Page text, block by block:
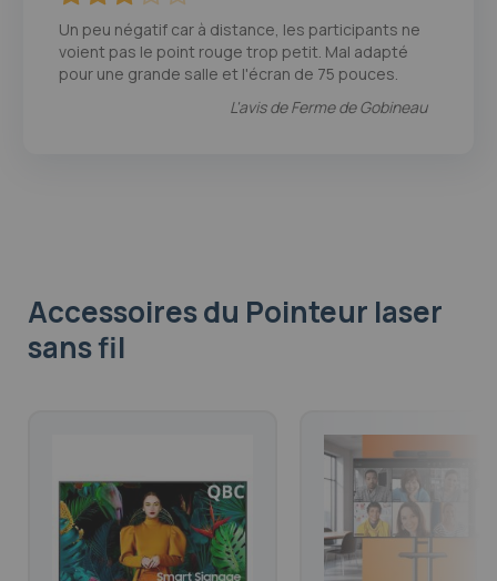
Un peu négatif car à distance, les participants ne
voient pas le point rouge trop petit. Mal adapté
pour une grande salle et l'écran de 75 pouces.
L'avis deFerme de Gobineau
Accessoiresdu Pointeur laser
sans fil